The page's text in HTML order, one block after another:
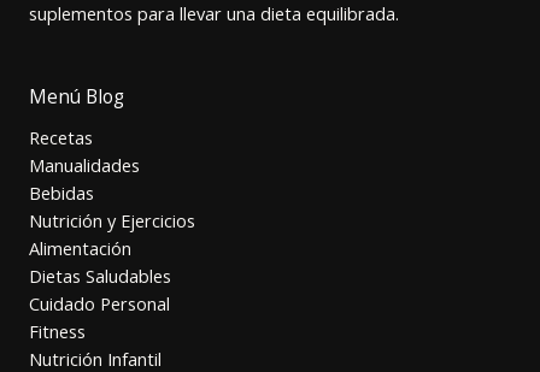
suplementos para llevar una dieta equilibrada.
Menú Blog
Recetas
Manualidades
Bebidas
Nutrición y Ejercicios
Alimentación
Dietas Saludables
Cuidado Personal
Fitness
Nutrición Infantil